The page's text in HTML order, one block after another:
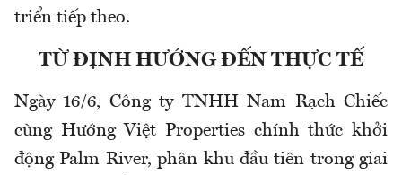
triển tiếp theo.
TỪ ĐỊNH HƯỚNG ĐẾN THỰC TẾ
Ngày 16/6, Công ty TNHH Nam Rạch Chiếc
cùng Hướng Việt Properties chính thức khởi
động Palm River, phân khu đầu tiên trong giai